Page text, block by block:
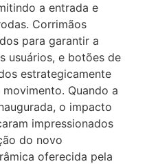
a entrada e
Corrimãos
para garantir a
usuários, e botões de
estrategicamente
Quando a
o impacto
impressionados
do novo
oferecida pela